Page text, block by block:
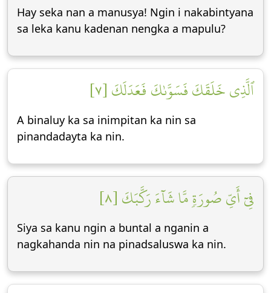
Hay seka nan a manusya! Ngin i nakabintyana
sa leka kanu kadenan nengka a mapulu?
ٱلَّذِي خَلَقَكَ فَسَوَّىٰكَ فَعَدَلَكَ [٧]
A binaluy ka sa inimpitan ka nin sa
pinandadayta ka nin.
فِيٓ أَيِّ صُورَةٖ مَّا شَآءَ رَكَّبَكَ [٨]
Siya sa kanu ngin a buntal a nganin a
nagkahanda nin na pinadsaluswa ka nin.